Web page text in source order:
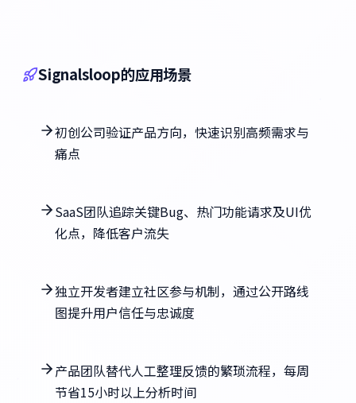
Signalsloop的应用场景
初创公司验证产品方向，快速识别高频需求与
痛点
SaaS团队追踪关键Bug、热门功能请求及UI优
化点，降低客户流失
独立开发者建立社区参与机制，通过公开路线
图提升用户信任与忠诚度
产品团队替代人工整理反馈的繁琐流程，每周
节省15小时以上分析时间